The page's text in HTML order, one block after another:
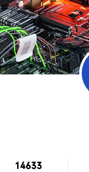
14633